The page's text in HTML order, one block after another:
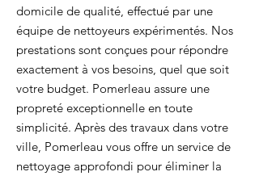
domicile de qualité, effectué par une
équipe de nettoyeurs expérimentés. Nos
prestations sont conçues pour répondre
exactement à vos besoins, quel que soit
votre budget. Pomerleau assure une
propreté exceptionnelle en toute
simplicité. Après des travaux dans votre
ville, Pomerleau vous offre un service de
nettoyage approfondi pour éliminer la